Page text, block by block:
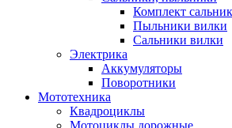
Комплект
Пыльники вилки
Сальники вилки
Электрика
Аккумуляторы
Поворотники
Мототехника
Квадроциклы
Мотоциклы дорожные